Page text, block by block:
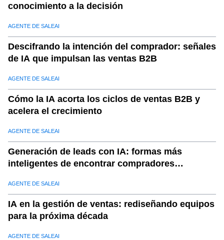
conocimiento a la decisión
AGENTE DE SALEAI
Descifrando la intención del comprador: señales
de IA que impulsan las ventas B2B
AGENTE DE SALEAI
Cómo la IA acorta los ciclos de ventas B2B y
acelera el crecimiento
AGENTE DE SALEAI
Generación de leads con IA: formas más
inteligentes de encontrar compradores
AGENTE DE SALEAI
IA en la gestión de ventas: rediseñando equipos
para la próxima década
AGENTE DE SALEAI